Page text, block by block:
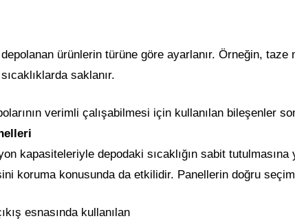
ürünlerin türüne göre ayarlanır. Örneğin,
saklanır.
verimli çalışabilmesi için kullanılan bileşenler
kapasiteleriyle depodaki sıcaklığın sabit
koruma konusunda da etkilidir. Panellerin doğru
esnasında kullanılan